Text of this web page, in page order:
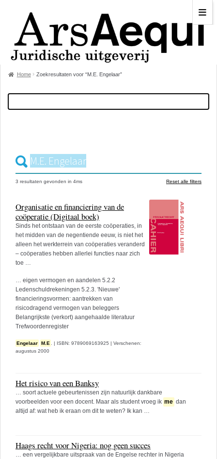
Home Zoekresultaten voor “M.E. Engelaar”
3 resultaten gevonden in 4ms Reset alle filters
Organisatie en financiering van de
coöperatie (Digitaal boek)
Sinds het ontstaan van de eerste coöperaties, in
het midden van de negentiende eeuw, is niet het
alleen het werkterrein van coöperaties veranderd
– coöperaties hebben allerlei functies naar zich
toe …
… eigen vermogen en aandelen 5.2.2
Ledenschuldrekeningen 5.2.3. 'Nieuwe'
financieringsvormen: aantrekken van
risicodragend vermogen van beleggers
Belangrijkste (verkort) aangehaalde literatuur
Trefwoordenregister
Engelaar M.E . | ISBN: 9789069163925 | Verschenen:
augustus 2000
Het risico van een Banksy
… soort actuele gebeurtenissen zijn natuurlijk dankbare
voorbeelden voor een docent. Maar als student vroeg ik me dan
altijd af: wat heb ik eraan om dit te weten? Ik kan …
Haags recht voor Nigeria: nog geen succes
… een vergelijkbare uitspraak van de Engelse rechter in Nigeria